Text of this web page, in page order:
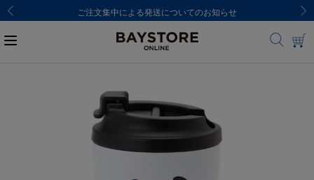
ご注文集中による発送についてのお知らせ